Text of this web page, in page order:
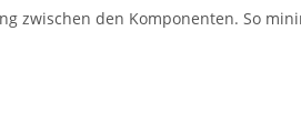
den Komponenten. So